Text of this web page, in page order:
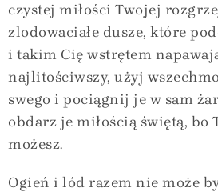
czystej miłości Twojej
zlodowaciałe dusze, które
i takim Cię wstrętem
najlitościwszy, użyj
swego i pociągnij je w sam
obdarz je miłością świętą, bo
możesz.
Ogień i lód razem nie może